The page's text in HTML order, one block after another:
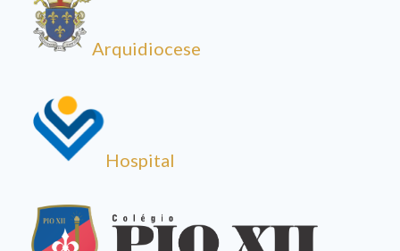
Arquidiocese
Hospital